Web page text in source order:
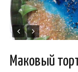
Маковый